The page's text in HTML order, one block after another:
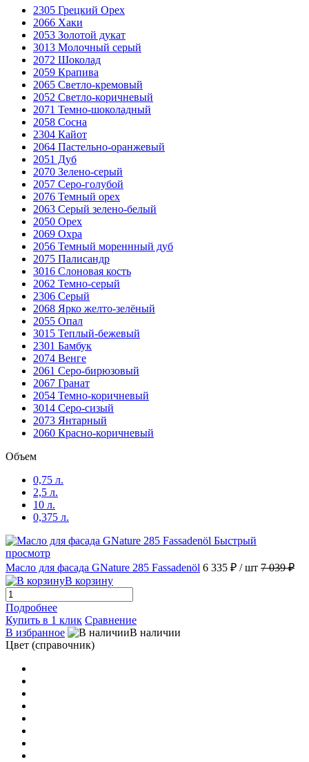
2305 Грецкий Орех
2066 Хаки
2053 Золотой дукат
3013 Молочный серый
2072 Шоколад
2059 Крапива
2065 Светло-кремовый
2052 Светло-коричневый
2071 Темно-шоколадный
2058 Сосна
2304 Кайот
2064 Пастельно-оранжевый
2051 Дуб
2070 Зелено-серый
2057 Серо-голубой
2076 Темный орех
2063 Серый зелено-белый
2050 Орех
2069 Охра
2056 Темный мореннный дуб
2075 Палисандр
3016 Слоновая кость
2062 Темно-серый
2306 Серый
2068 Ярко желто-зелёный
2055 Опал
3015 Теплый-бежевый
2301 Бамбук
2074 Венге
2061 Серо-бирюзовый
2067 Гранат
2054 Темно-коричневый
3014 Серо-сизый
2073 Янтарный
2060 Красно-коричневый
Объем
0,75 л.
2,5 л.
10 л.
0,375 л.
Быстрый
просмотр
Масло для фасада GNature 285 Fassadenöl 6 335 ₽ / шт 7 039 ₽
В корзину
Подробнее
Купить в 1 клик Сравнение
В избранное
В наличии
Цвет (справочник)